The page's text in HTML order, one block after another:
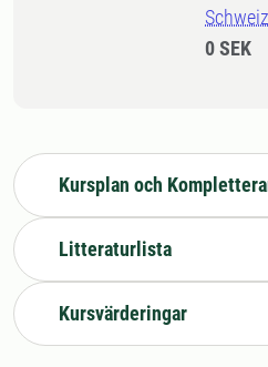
Schweiz
0 SEK
Kursplan och
Litteraturlista
Kursvärderingar